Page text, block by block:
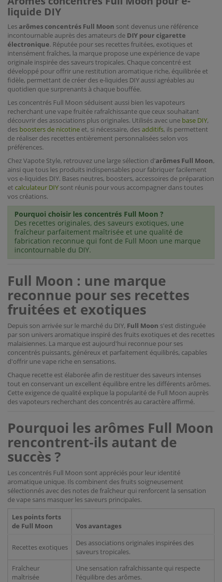
liquide DIY
Lesarômes concentrés Full Moon sont devenus une référence
incontournable auprès des amateurs de DIY pour cigarette
électronique. Réputée pour ses recettes fruitées, exotiques et
intensément fraîches, la marque propose une expérience de vape
originale inspirée des saveurs tropicales. Chaque concentré est
développé pour offrir une restitution aromatique riche, équilibrée et
fidèle, permettant de créer des e-liquides DIY aussi agréables au
quotidien que surprenants à chaque bouffée.
Les concentrés Full Moon séduisent aussi bien les vapoteurs
recherchant une vape fruitée rafraîchissante que ceux souhaitant
découvrir des associations plus originales. Utilisés avec une base DIY,
des boosters de nicotine et, si nécessaire, desadditifs, ils permettent
de réaliser des recettes entièrement personnalisées selon vos
préférences.
Chez Vapote Style, retrouvez une large sélection d'arômes Full Moon,
ainsi que tous les produits indispensables pour fabriquer facilement
vos e-liquides DIY. Bases neutres, boosters, accessoires de préparation
et calculateur DIY sont réunis pour vous accompagner dans toutes
vos créations.
Pourquoi choisir les concentrés Full Moon ?
Des recettes originales, des saveurs exotiques, une
fraîcheur parfaitement maîtrisée et une qualité de
fabrication reconnue qui font de Full Moon une marque
incontournable du DIY.
Full Moon : une marque
reconnue pour ses recettes
fruitées et exotiques
Depuis son arrivée sur le marché du DIY, Full Moon s'est distinguée
par son univers aromatique inspiré des fruits exotiques et des recettes
malaisiennes. La marque est aujourd'hui reconnue pour ses
concentrés puissants, généreux et parfaitement équilibrés, capables
d'offrir une vape riche en sensations.
Chaque recette est élaborée afin de restituer des saveurs intenses
tout en conservant un excellent équilibre entre les différents arômes.
Cette exigence de qualité explique la popularité de Full Moon auprès
des vapoteurs recherchant des concentrés au caractère affirmé.
Pourquoi les arômes Full Moon
rencontrent-ils autant de
succès ?
Les concentrés Full Moon sont appréciés pour leur identité
aromatique unique. Ils combinent des fruits soigneusement
sélectionnés avec des notes de fraîcheur qui renforcent la sensation
de vape sans masquer les saveurs principales.
Les points forts
de Full Moon
Vos avantages
Recettes exotiques
Des associations originales inspirées des
saveurs tropicales.
Fraîcheur
maîtrisée
Une sensation rafraîchissante qui respecte
l'équilibre des arômes.